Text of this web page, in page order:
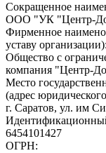
Сокращенное
ООО "УК "Центр-
Фирменное
уставу организации):
Общество с
компания "Центр-
Место
(адрес
г. Саратов, ул. им
6454101427
ОГРН: